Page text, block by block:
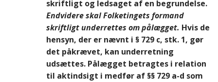
skriftligt og ledsaget af en begrundelse.
Endvidere skal Folketingets formand
skriftligt underrettes om pålægget. Hvis de
hensyn, der er nævnt i § 729 c, stk. 1, gør
det påkrævet, kan underretning
udsættes. Pålægget betragtes i relation
til aktindsigt i medfør af §§ 729 a-d som